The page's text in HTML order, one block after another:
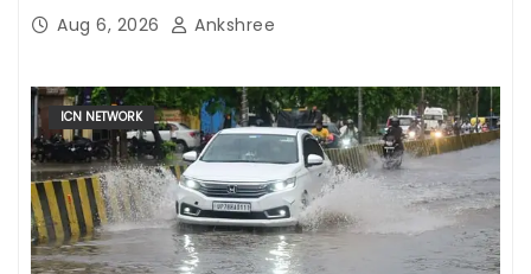
Aug 6, 2026 Ankshree
ICN NETWORK